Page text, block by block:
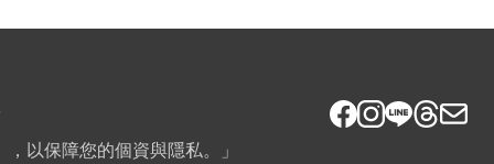
以保障您的個資與隱私。」